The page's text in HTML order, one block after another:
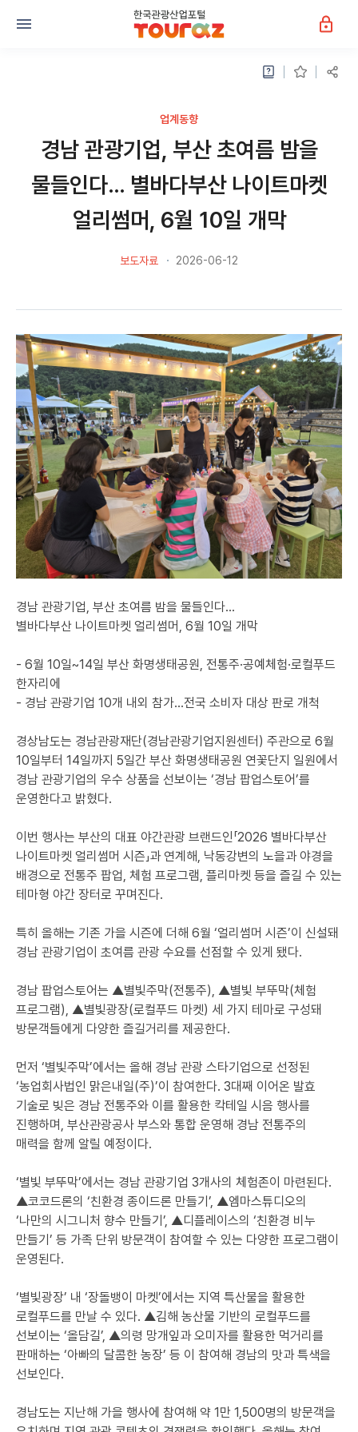
업계동향
경남 관광기업, 부산 초여름 밤을
물들인다… 별바다부산 나이트마켓
얼리썸머, 6월 10일 개막
보도자료 2026-06-12
경남 관광기업, 부산 초여름 밤을 물들인다…
별바다부산 나이트마켓 얼리썸머, 6월 10일 개막
- 6월 10일~14일 부산 화명생태공원, 전통주·공예체험·로컬푸드
한자리에
- 경남 관광기업 10개 내외 참가…전국 소비자 대상 판로 개척
경상남도는 경남관광재단(경남관광기업지원센터) 주관으로 6월
10일부터 14일까지 5일간 부산 화명생태공원 연꽃단지 일원에서
경남 관광기업의 우수 상품을 선보이는 ‘경남 팝업스토어’를
운영한다고 밝혔다.
이번 행사는 부산의 대표 야간관광 브랜드인「2026 별바다부산
나이트마켓 얼리썸머 시즌」과 연계해, 낙동강변의 노을과 야경을
배경으로 전통주 팝업, 체험 프로그램, 플리마켓 등을 즐길 수 있는
테마형 야간 장터로 꾸며진다.
특히 올해는 기존 가을 시즌에 더해 6월 ‘얼리썸머 시즌’이 신설돼
경남 관광기업이 초여름 관광 수요를 선점할 수 있게 됐다.
경남 팝업스토어는 ▲별빛주막(전통주), ▲별빛 부뚜막(체험
프로그램), ▲별빛광장(로컬푸드 마켓) 세 가지 테마로 구성돼
방문객들에게 다양한 즐길거리를 제공한다.
먼저 ‘별빛주막’에서는 올해 경남 관광 스타기업으로 선정된
‘농업회사법인 맑은내일(주)’이 참여한다. 3대째 이어온 발효
기술로 빚은 경남 전통주와 이를 활용한 칵테일 시음 행사를
진행하며, 부산관광공사 부스와 통합 운영해 경남 전통주의
매력을 함께 알릴 예정이다.
‘별빛 부뚜막’에서는 경남 관광기업 3개사의 체험존이 마련된다.
▲코코드론의 ‘친환경 종이드론 만들기’, ▲엠마스튜디오의
‘나만의 시그니처 향수 만들기’, ▲디플레이스의 ‘친환경 비누
만들기’ 등 가족 단위 방문객이 참여할 수 있는 다양한 프로그램이
운영된다.
‘별빛광장’ 내 ‘장돌뱅이 마켓’에서는 지역 특산물을 활용한
로컬푸드를 만날 수 있다. ▲김해 농산물 기반의 로컬푸드를
선보이는 ‘올담길’, ▲의령 망개잎과 오미자를 활용한 먹거리를
판매하는 ‘아빠의 달콤한 농장’ 등 이 참여해 경남의 맛과 특색을
선보인다.
경남도는 지난해 가을 행사에 참여해 약 1만 1,500명의 방문객을